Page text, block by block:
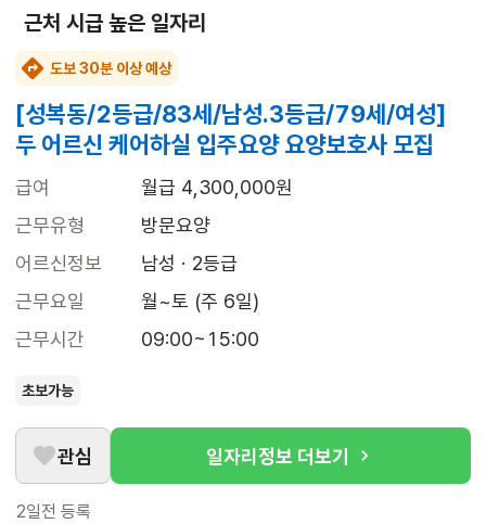
근처 시급 높은 일자리
도보 30분 이상 예상
[성복동/2등급/83세/남성.3등급/79세/여성]
두 어르신 케어하실 입주요양 요양보호사 모집
급여
월급 4,300,000원
근무유형
방문요양
어르신정보
남성 · 2등급
근무요일
월~토 (주 6일)
근무시간
09:00~15:00
초보가능
관심 일자리정보 더보기
2일전 등록